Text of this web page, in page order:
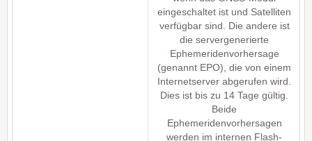
eingeschaltet ist und Satelliten
verfügbar sind. Die andere ist
die servergenerierte
Ephemeridenvorhersage
(genannt EPO), die von einem
Internetserver abgerufen wird.
Dies ist bis zu 14 Tage gültig.
Beide
Ephemeridenvorhersagen
werden im internen Flash-